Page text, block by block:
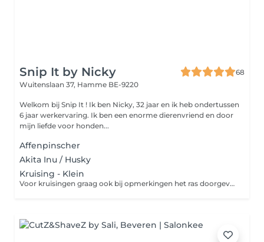
Snip It by Nicky
68
Wuitenslaan 37, Hamme BE-9220
Welkom bij Snip It ! Ik ben Nicky, 32 jaar en ik heb ondertussen
6 jaar werkervaring. Ik ben een enorme dierenvriend en door
mijn liefde voor honden...
Affenpinscher
Akita Inu / Husky
Kruising - Klein
Voor kruisingen graag ook bij opmerkingen het ras doorgeven waar u hond het best bij aansluit. De prijs zal ook afhangen van type ras waarbij de hond het dichtste op aansluit.